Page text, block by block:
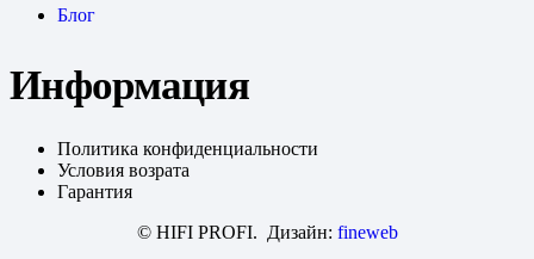
Блог
Информация
Политика конфиденциальности
Условия возрата
Гарантия
© HIFI PROFI. Дизайн: fineweb